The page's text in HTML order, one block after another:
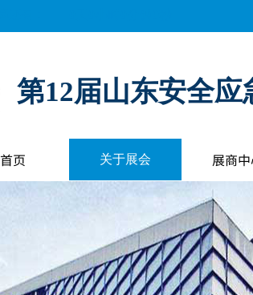
第12届山东安全
首页 关于展会 展商